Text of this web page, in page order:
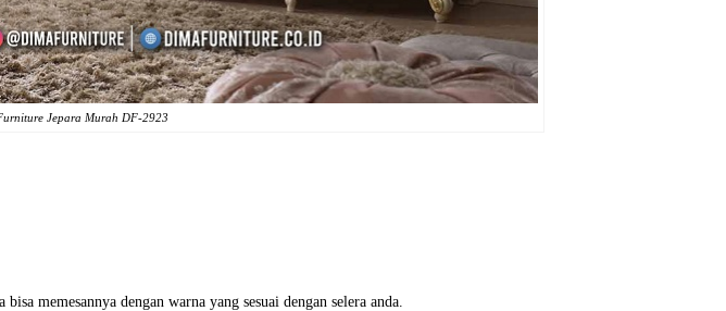
Jepara Murah DF-2923
memesannya dengan warna yang sesuai dengan selera anda.